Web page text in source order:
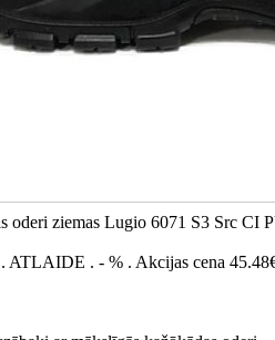
oderi ziemas Lugio 6071 S3 Src CI
. ATLAIDE . - % . Akcijas cena